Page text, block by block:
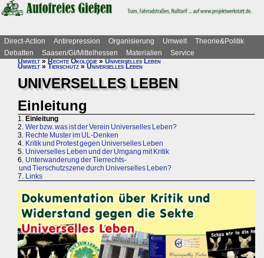
Direct-Action Antirepression Organisierung Umwelt
Theorie&Politik
Debatten
Saasen/GI/Mittelhessen Materialien
Service
Umwelt»Rechte Ökologie»Universelles Leben
Umwelt » Tierschutz » Universelles Leben
UNIVERSELLES LEBEN
Einleitung
1. Einleitung
2. Wer bzw. was ist der Verein Universelles Leben?
3. Rechte Muster im UL-Denken
4. Kritik und Protest gegen Universelles Leben
5. Universelles Leben und der Umgang mit Kritik
6. Unterwanderung der Tierrechts-
und Tierschutzszene durch Universelles Leben?
7. Links